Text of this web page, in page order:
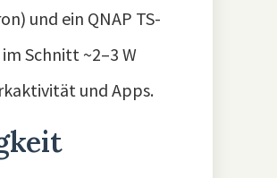
und ein QNAP TS-
Schnitt ~2–3 W
und Apps.